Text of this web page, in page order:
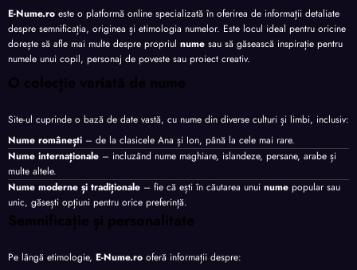
E-Nume.ro este o platformă online specializată în oferirea de informații detaliate
despre semnificația, originea și etimologia numelor. Este locul ideal pentru oricine
dorește să afle mai multe despre propriul nume sau să găsească inspirație pentru
numele unui copil, personaj de poveste sau proiect creativ.
O colecție variată de nume
Site-ul cuprinde o bază de date vastă, cu nume din diverse culturi și limbi, inclusiv:
Nume românești – de la clasicele Ana și Ion, până la cele mai rare.
Nume internaționale – incluzând nume maghiare, islandeze, persane, arabe și
multe altele.
Nume moderne și tradiționale – fie că ești în căutarea unui nume popular sau
unic, găsești opțiuni pentru orice preferință.
Semnificație și personalitate
Pe lângă etimologie, E-Nume.ro oferă informații despre: